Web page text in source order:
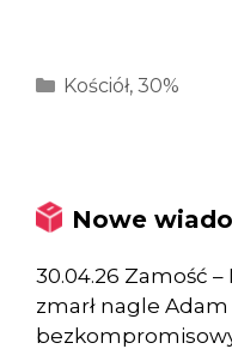
Kategorie
Kościół, 30%
Nowe
30.04.26 Zamość
zmarł nagle